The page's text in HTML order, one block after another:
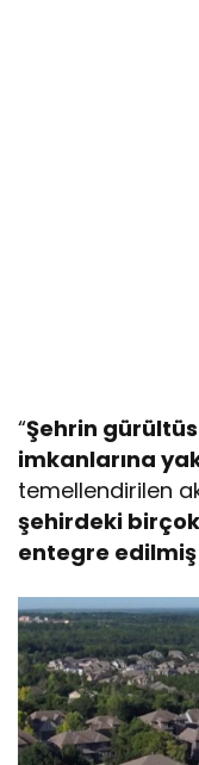
“Şehrin
imkanlarına
temellendirilen
şehirdeki
entegre edilmiş